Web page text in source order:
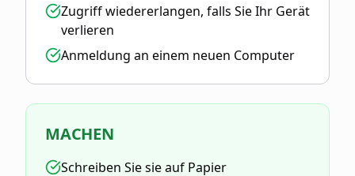
Zugriff wiedererlangen, falls Sie Ihr Gerät
verlieren
Anmeldung an einem neuen Computer
MACHEN
Schreiben Sie sie auf Papier